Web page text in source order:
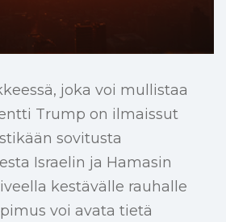
joka voi mullistaa
Trump on ilmaissut
sovitusta
Israelin ja Hamasin
kestävälle rauhalle
voi avata tietä